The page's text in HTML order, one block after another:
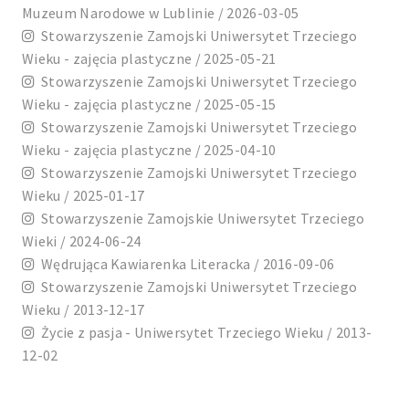
Muzeum Narodowe w Lublinie / 2026-03-05
Stowarzyszenie Zamojski Uniwersytet Trzeciego
Wieku - zajęcia plastyczne / 2025-05-21
Stowarzyszenie Zamojski Uniwersytet Trzeciego
Wieku - zajęcia plastyczne / 2025-05-15
Stowarzyszenie Zamojski Uniwersytet Trzeciego
Wieku - zajęcia plastyczne / 2025-04-10
Stowarzyszenie Zamojski Uniwersytet Trzeciego
Wieku / 2025-01-17
Stowarzyszenie Zamojskie Uniwersytet Trzeciego
Wieki / 2024-06-24
Wędrująca Kawiarenka Literacka / 2016-09-06
Stowarzyszenie Zamojski Uniwersytet Trzeciego
Wieku / 2013-12-17
Życie z pasja - Uniwersytet Trzeciego Wieku / 2013-
12-02